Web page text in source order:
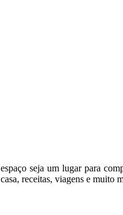
seja um lugar para
receitas, viagens e muito